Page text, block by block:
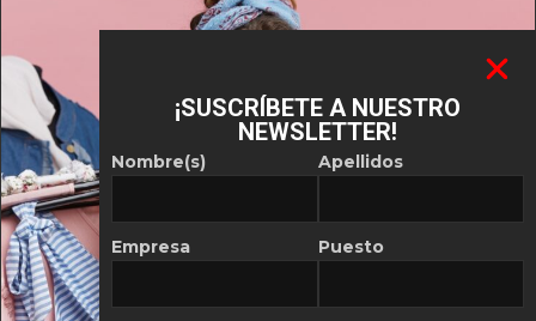
¡SUSCRÍBETE A NUESTRO
NEWSLETTER!
Nombre(s)
Empresa
Apellidos
Puesto